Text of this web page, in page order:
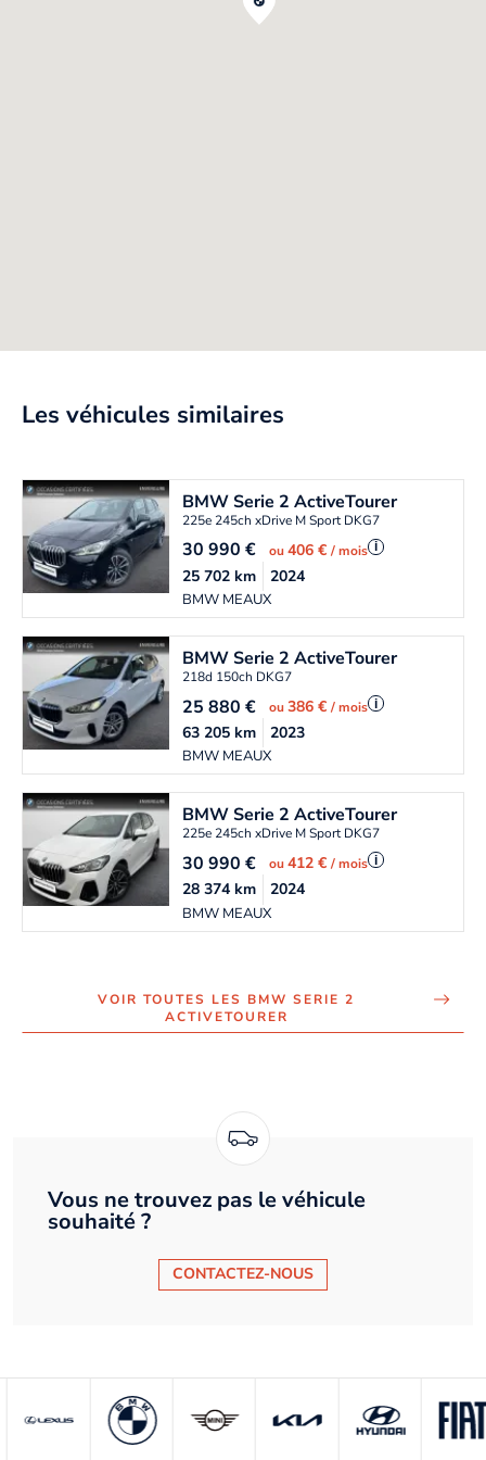
Les véhicules similaires
BMWSerie 2 ActiveTourer
225e 245ch xDrive M Sport DKG7
30 990€ ou406 €/ mois i
BMW MEAUX
25 702km 2024
BMWSerie 2 ActiveTourer
218d 150ch DKG7
25 880€ ou386 €/ mois i
BMW MEAUX
63 205km 2023
BMWSerie 2 ActiveTourer
225e 245ch xDrive M Sport DKG7
30 990€ ou412 €/ mois i
BMW MEAUX
28 374km 2024
VOIR TOUTES LES BMW SERIE 2
ACTIVETOURER
Vous ne trouvez pas le véhicule
souhaité ?
CONTACTEZ-NOUS